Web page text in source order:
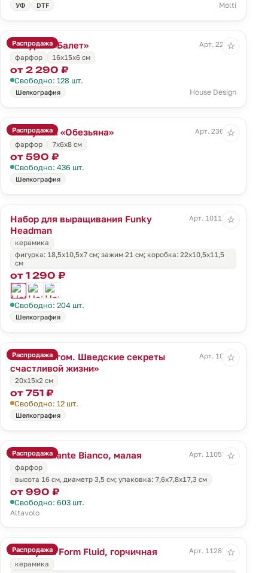
УФ DTF Molti
Распродажа
Фигурка «Балет»
Арт. 22419
фарфор
16х15х6 см
от 2 290 ₽
Свободно: 128 шт.
Шелкография House Design
☆
Распродажа
Статуэтка «Обезьяна»
Арт. 236167
фарфор
7х6х8 см
от 590 ₽
Свободно: 436 шт.
Шелкография
☆
Набор для выращивания Funky
Headman
Арт. 10111.01
керамика
фигурка: 18,5х10,5х7 см; зажим 21 см; коробка: 22х10,5х11,5
см
от 1 290 ₽
Свободно: 204 шт.
Шелкография
☆
Распродажа
Книга «Лагом. Шведские секреты
счастливой жизни»
Арт. 10350
20х15х2 см
от 751 ₽
Свободно: 12 шт.
Шелкография
☆
Распродажа
Ваза Diamante Bianco, малая
Арт. 11052.60
фарфор
высота 16 см, диаметр 3,5 см; упаковка: 7,6x7,8x17,3 см
от 990 ₽
Свободно: 603 шт.
Altavolo
☆
Распродажа
Шкатулка Form Fluid, горчичная
Арт. 11289.85
керамика
☆